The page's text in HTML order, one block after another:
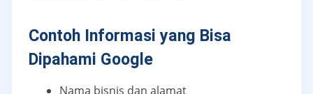
Contoh Informasi yang Bisa
Dipahami Google
Nama bisnis dan alamat